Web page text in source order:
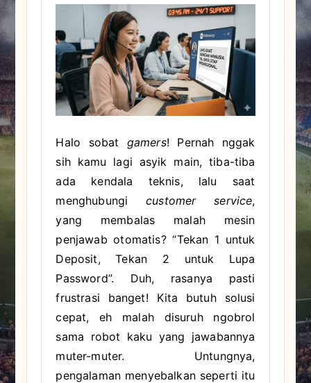
Halo sobat gamers! Pernah nggak
sih kamu lagi asyik main, tiba-tiba
ada kendala teknis, lalu saat
menghubungicustomer service,
yang membalas malah mesin
penjawab otomatis? “Tekan 1 untuk
Deposit, Tekan 2 untuk Lupa
Password”. Duh, rasanya pasti
frustrasi banget! Kita butuh solusi
cepat, eh malah disuruh ngobrol
sama robot kaku yang jawabannya
muter-muter. Untungnya,
pengalaman menyebalkan seperti itu